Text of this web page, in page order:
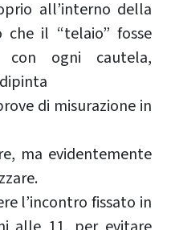
all’interno della
il “telaio” fosse
con ogni cautela,
di misurazione in
ma evidentemente
l’incontro fissato in